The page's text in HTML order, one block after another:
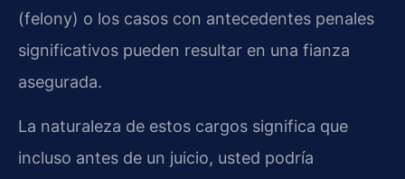
(felony) o los casos con antecedentes penales
significativos pueden resultar en una fianza
asegurada.
La naturaleza de estos cargos significa que
incluso antes de un juicio, usted podría